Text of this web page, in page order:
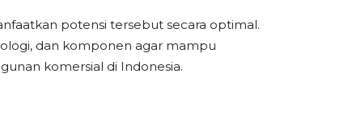
potensi tersebut secara optimal.
dan komponen agar mampu
komersial di Indonesia.